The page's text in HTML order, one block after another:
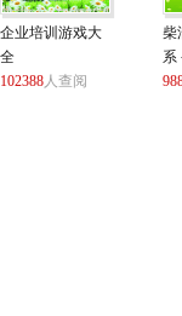
企业培训游戏大
全
102388人查阅
柴
系